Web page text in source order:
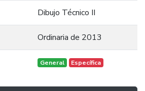
Dibujo Técnico II
Ordinaria de 2013
General Específica